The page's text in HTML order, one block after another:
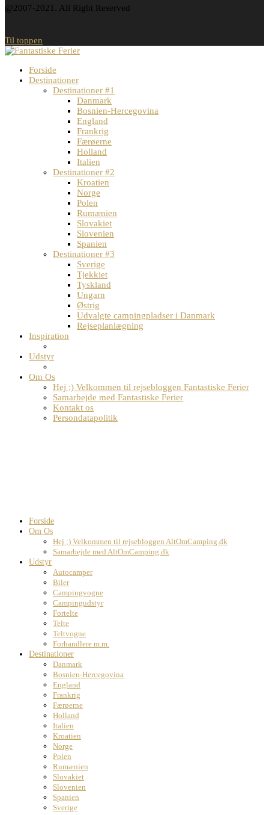
@2007-2021. All Right Reserved
Til toppen
Forside
Destinationer
Destinationer #1
Danmark
Bosnien-Hercegovina
England
Frankrig
Færøerne
Holland
Italien
Destinationer #2
Kroatien
Norge
Polen
Rumænien
Slovakiet
Slovenien
Spanien
Destinationer #3
Sverige
Tjekkiet
Tyskland
Ungarn
Østrig
Udvalgte campingpladser i Danmark
Rejseplanlægning
Inspiration
Udstyr
Om Os
Hej ;) Velkommen til rejsebloggen Fantastiske Ferier
Samarbejde med Fantastiske Ferier
Kontakt os
Persondatapolitik
Forside
Om Os
Hej ;) Velkommen til rejsebloggen AltOmCamping.dk
Samarbejde med AltOmCamping.dk
Udstyr
Autocamper
Biler
Campingvogne
Campingudstyr
Fortelte
Telte
Teltvogne
Forhandlere m.m.
Destinationer
Danmark
Bosnien-Hercegovina
England
Frankrig
Færøerne
Holland
Italien
Kroatien
Norge
Polen
Rumænien
Slovakiet
Slovenien
Spanien
Sverige